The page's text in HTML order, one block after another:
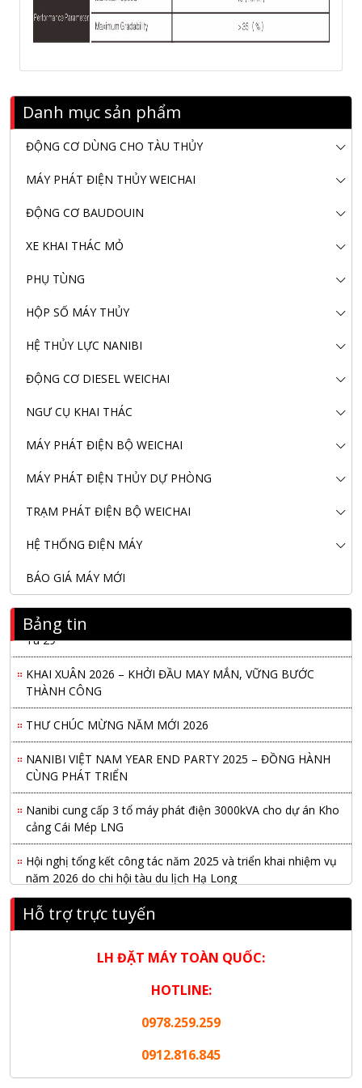
Danh mục sản phẩm
ĐỘNG CƠ DÙNG CHO TÀU THỦY
MÁY PHÁT ĐIỆN THỦY WEICHAI
ĐỘNG CƠ BAUDOUIN
XE KHAI THÁC MỎ
PHỤ TÙNG
HỘP SỐ MÁY THỦY
HỆ THỦY LỰC NANIBI
ĐỘNG CƠ DIESEL WEICHAI
NGƯ CỤ KHAI THÁC
MÁY PHÁT ĐIỆN BỘ WEICHAI
MÁY PHÁT ĐIỆN THỦY DỰ PHÒNG
TRẠM PHÁT ĐIỆN BỘ WEICHAI
HỆ THỐNG ĐIỆN MÁY
BÁO GIÁ MÁY MỚI
Bảng tin
Nanibi Cung Cấp Động Cơ Weichai Cho Tàu Vận Tải Minh
Tú 29
KHAI XUÂN 2026 – KHỞI ĐẦU MAY MẮN, VỮNG BƯỚC
THÀNH CÔNG
THƯ CHÚC MỪNG NĂM MỚI 2026
NANIBI VIỆT NAM YEAR END PARTY 2025 – ĐỒNG HÀNH
CÙNG PHÁT TRIỂN
Nanibi cung cấp 3 tổ máy phát điện 3000kVA cho dự án Kho
cảng Cái Mép LNG
Hội nghị tổng kết công tác năm 2025 và triển khai nhiệm vụ
năm 2026 do chi hội tàu du lịch Hạ Long
NANIBI khai trương văn phòng Ninh Bình & kỷ niệm 15 năm
phát triển bền vững
Tập đoàn Công nghiệp nặng Sơn Đông tổ chức Hội nghị đối
KHAI XUÂN 2026 – KHỞI ĐẦU MAY MẮN, VỮNG BƯỚC
THÀNH CÔNG
Hỗ trợ trực tuyến
LH ĐẶT MÁY TOÀN QUỐC:
HOTLINE:
0978.259.259
0912.816.845